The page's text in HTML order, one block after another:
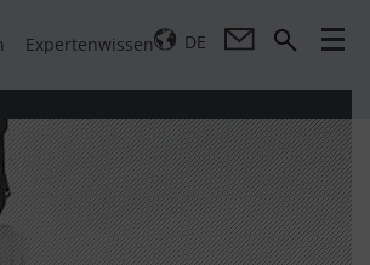
Expertenwissen DE